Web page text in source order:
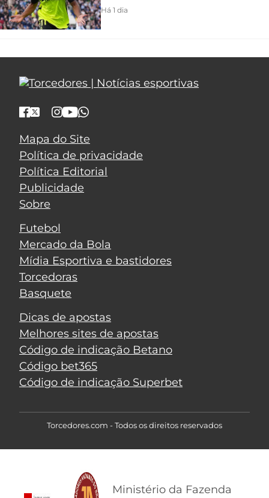
Há 1 dia
Mapa do Site
Política de privacidade
Política Editorial
Publicidade
Sobre
Futebol
Mercado da Bola
Mídia Esportiva e bastidores
Torcedoras
Basquete
Dicas de apostas
Melhores sites de apostas
Código de indicação Betano
Código bet365
Código de indicação Superbet
Torcedores.com - Todos os direitos reservados
Ministério da Fazenda